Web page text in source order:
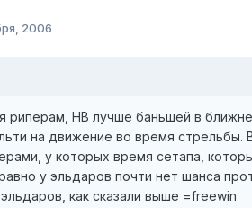
2006
риперам, НВ лучше баньшей в
на движение во время стрельбы.
у которых время сетапа,
у эльдаров почти нет шанса
как сказали выше =freewin